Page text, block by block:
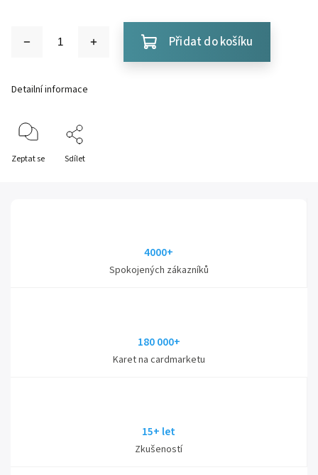
Přidat do košíku
Detailní informace
Zeptat se Sdílet
4000+
Spokojených zákazníků
180 000+
Karet na cardmarketu
15+ let
Zkušeností